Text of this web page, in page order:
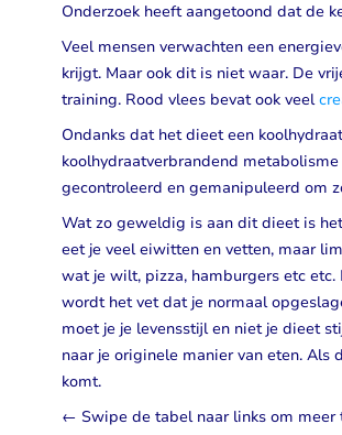
Onderzoek heeft aangetoond dat de
Veel mensen verwachten een
krijgt. Maar ook dit is niet waar. De
training. Rood vlees bevat ook veel
Ondanks dat het dieet een
koolhydraatverbrandend
gecontroleerd en gemanipuleerd om
Wat zo geweldig is aan dit dieet is
eet je veel eiwitten en vetten, maar
wat je wilt, pizza, hamburgers etc
wordt het vet dat je normaal
moet je je levensstijl en niet je dieet
naar je originele manier van eten.
komt.
← Swipe de tabel naar links om